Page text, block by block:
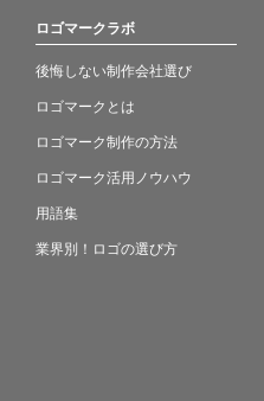
ロゴマークラボ
後悔しない制作会社選び
ロゴマークとは
ロゴマーク制作の方法
ロゴマーク活用ノウハウ
用語集
業界別！ロゴの選び方